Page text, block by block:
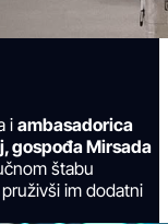
i ambasadorica
gospođa Mirsada
štabu
im dodatni